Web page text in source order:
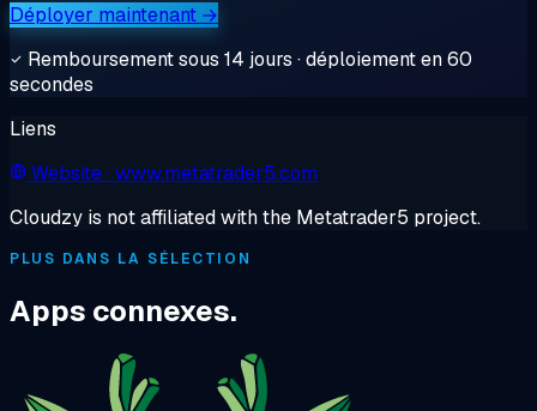
Déployer maintenant →
Remboursement sous 14 jours · déploiement en 60
secondes
Liens
Website· www.metatrader5.com
Cloudzy is not affiliated with the Metatrader5 project.
PLUS DANS LA SÉLECTION
Apps connexes.